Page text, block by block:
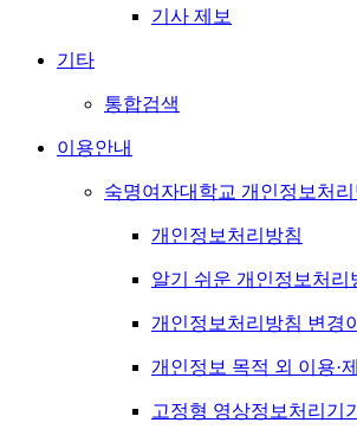
기사 제보
기타
통합검색
이용안내
숙명여자대학교 개인정보처리
개인정보처리방침
알기 쉬운 개인정보처리
개인정보처리방침 변경
개인정보 목적 외 이용·
고정형 영상정보처리기